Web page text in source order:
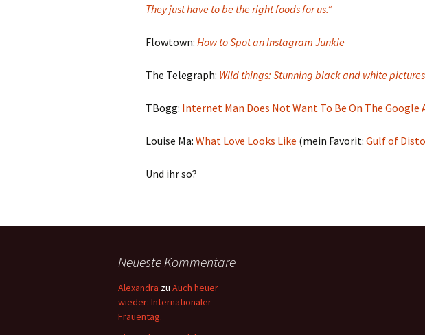
They just have to be the right foods for us.“
Flowtown: How to Spot an Instagram Junkie
The Telegraph: Wild things: Stunning black and white
TBogg: Internet Man Does Not Want To Be On The Google
Louise Ma: What Love Looks Like (mein Favorit: Gulf of
Und ihr so?
Neueste Kommentare
Alexandra zu Auch heuer
wieder: Internationaler
Frauentag.